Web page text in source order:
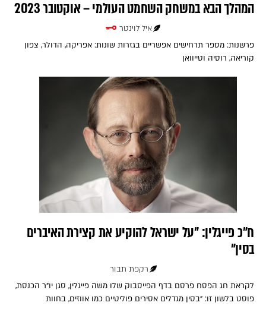
המהלך הבא במשחק השחמט העולמי – אוקטובר 2023
איל לוינטר
פרשנות: מספר תרחישים אפשריים בגזרות שונות: אפריקה, הדולר, צפון
קוריאה, רוסיה וטייוואן
ח"כ פייגלין: "על ישראל להוקיע את קצירת האיברים
בסין"
רקפת תבור
לקראת חג הפסח פרסם בדף הפייסבוק שלו משה פייגלין, סגן יו"ר הכנסת,
פוסט בלשון זו: "בסין מגדלים אסירים פוליטיים כמו אווזים, בחוות